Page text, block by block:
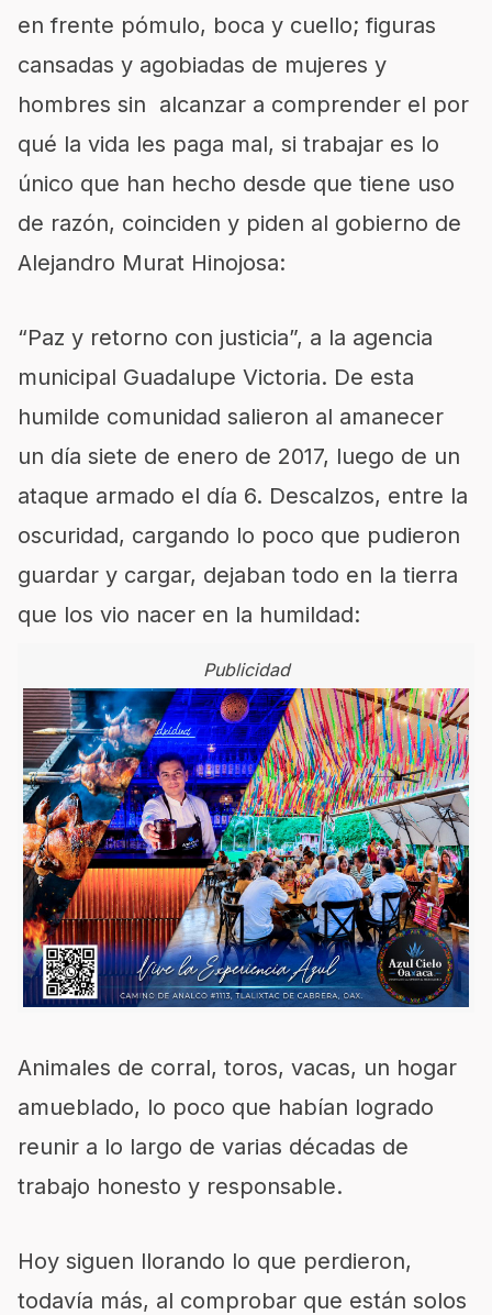
en frente pómulo, boca y cuello;figuras
cansadas y agobiadas de mujeres y
hombres sin alcanzar a comprender el por
qué la vida les paga mal, si trabajar es lo
único que han hecho desde que tiene uso
de razón, coinciden y piden al gobierno de
Alejandro Murat Hinojosa:
“Paz y retorno con justicia”, a la agencia
municipal Guadalupe Victoria. De esta
humilde comunidad salieron al amanecer
un día siete de enero de 2017, luego de un
ataque armado el día 6. Descalzos, entre la
oscuridad, cargando lo poco que pudieron
guardar y cargar, dejaban todo en la tierra
que los vio nacer en la humildad:
Publicidad
Animales de corral, toros, vacas, un hogar
amueblado, lo poco que habían logrado
reunir a lo largo de varias décadas de
trabajo honesto y responsable.
Hoy siguen llorando lo que perdieron,
todavía más, al comprobar que están solos